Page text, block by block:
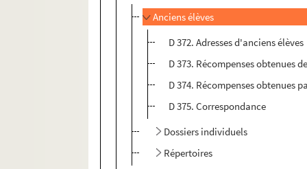
Anciens élèves
D 372. Adresses d'anciens élèves
D 373. Récompenses obtenues
D 374. Récompenses obtenues
D 375. Correspondance
Dossiers individuels
Répertoires